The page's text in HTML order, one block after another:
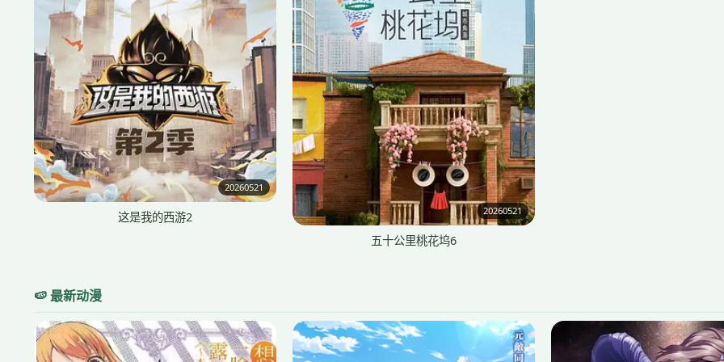
20260521
这是我的西游2 20260521
五十公里桃花坞6
🍉 最新动漫